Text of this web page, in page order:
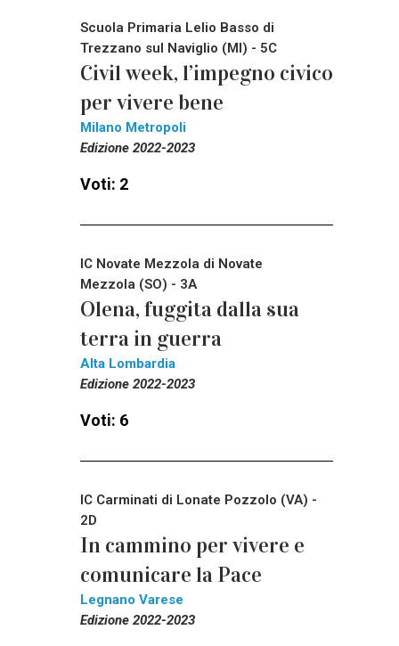
Scuola Primaria Lelio Basso di
Trezzano sul Naviglio (MI) - 5C
Civil week, l’impegno civico
per vivere bene
Milano Metropoli
Edizione 2022-2023
Voti: 2
IC Novate Mezzola di Novate
Mezzola (SO) - 3A
Olena, fuggita dalla sua
terra in guerra
Alta Lombardia
Edizione 2022-2023
Voti: 6
IC Carminati di Lonate Pozzolo (VA) -
2D
In cammino per vivere e
comunicare la Pace
Legnano Varese
Edizione 2022-2023